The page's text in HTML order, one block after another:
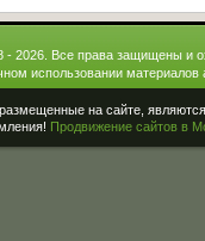
- 2026. Все права защищены и
использовании материалов
на сайте,
Продвижение сайтов в